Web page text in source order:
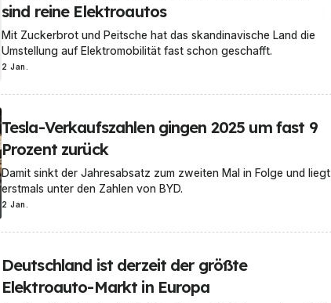
sind reine Elektroautos
Mit Zuckerbrot und Peitsche hat das skandinavische Land die
Umstellung auf Elektromobilität fast schon geschafft.
2 Jan.
Tesla-Verkaufszahlen gingen 2025 um fast 9
Prozent zurück
Damit sinkt der Jahresabsatz zum zweiten Mal in Folge und liegt
erstmals unter den Zahlen von BYD.
2 Jan.
Deutschland ist derzeit der größte
Elektroauto-Markt in Europa